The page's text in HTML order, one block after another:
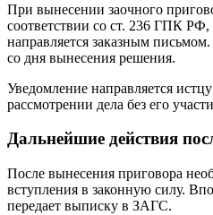
При вынесении заочного
соответствии со ст. 236 ГПК РФ,
направляется заказным
со дня вынесения решения.
Уведомление направляется
рассмотрении дела без его
Дальнейшие действия
После вынесения приговора
вступления в законную силу.
передает выписку в ЗАГС.